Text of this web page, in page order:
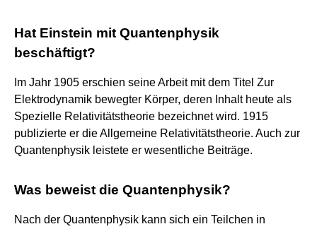
Hat Einstein mit Quantenphysik
beschäftigt?
Im Jahr 1905 erschien seine Arbeit mit dem Titel Zur
Elektrodynamik bewegter Körper, deren Inhalt heute als
Spezielle Relativitätstheorie bezeichnet wird. 1915
publizierte er die Allgemeine Relativitätstheorie. Auch zur
Quantenphysik leistete er wesentliche Beiträge.
Was beweist die Quantenphysik?
Nach der Quantenphysik kann sich ein Teilchen in